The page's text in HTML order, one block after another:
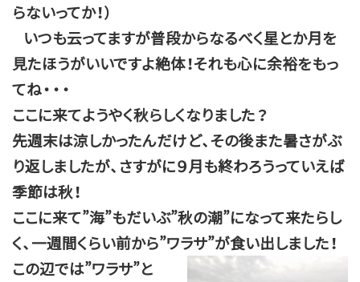
らないってか！）
いつも云ってますが普段からなるべく星とか月を
見たほうがいいですよ絶体！それも心に余裕をもっ
てね・・・
ここに来てようやく秋らしくなりました？
先週末は涼しかったんだけど、その後また暑さがぶ
り返しましたが、さすがに９月も終わろうっていえば
季節は秋！
ここに来て”海”もだいぶ”秋の潮”になって来たらし
く、一週間くらい前から”ワラサ”が食い出しました！
この辺では”ワラサ”と